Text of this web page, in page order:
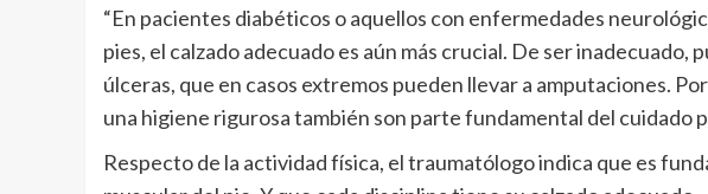
“En pacientes diabéticos o aquellos con enfermedades
pies, el calzado adecuado es aún más crucial. De ser inadecuado,
úlceras, que en casos extremos pueden llevar a amputaciones.
una higiene rigurosa también son parte fundamental del cuidado
Respecto de la actividad física, el traumatólogo indica que es